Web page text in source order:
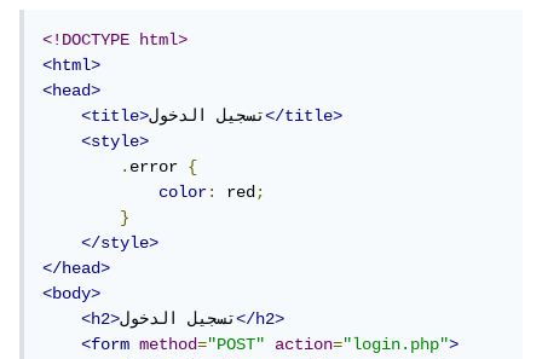
<!DOCTYPE html>
<html>
<head>
<title>تسجيل الدخول</title>
<style>
.error {
color: red;
}
</style>
</head>
<body>
<h2>تسجيل الدخول</h2>
<form
method="POST" action="login.php">